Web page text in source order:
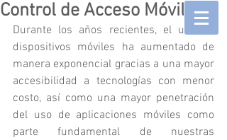
Control de Acceso Móvil
Durante los años recientes, el uso de
dispositivos móviles ha aumentado de
manera exponencial gracias a una mayor
accesibilidad a tecnologías con menor
costo, así como una mayor penetración
del uso de aplicaciones móviles como
parte fundamental de nuestras